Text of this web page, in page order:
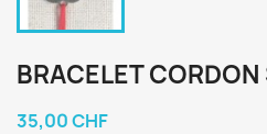
BRACELET CORDON
35,00 CHF